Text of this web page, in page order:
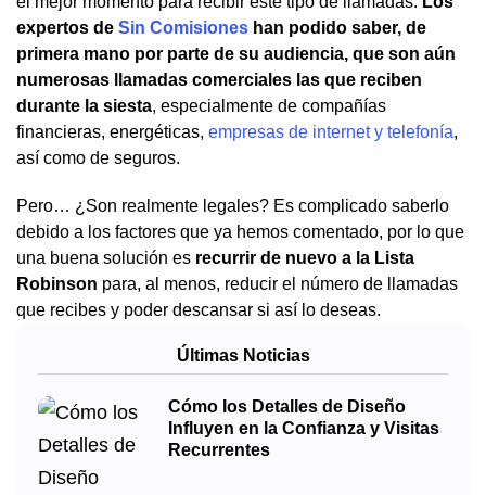
expertos de Sin Comisiones han podido saber, de
primera mano por parte de su audiencia, que son aún
numerosas llamadas comerciales las que reciben
durante la siesta, especialmente de compañías
financieras, energéticas, empresas de internet y telefonía,
así como de seguros.
Pero… ¿Son realmente legales? Es complicado saberlo
debido a los factores que ya hemos comentado, por lo que
una buena solución es recurrir de nuevo a la Lista
Robinson para, al menos, reducir el número de llamadas
que recibes y poder descansar si así lo deseas.
Últimas Noticias
Cómo los Detalles de Diseño
Influyen en la Confianza y Visitas
Recurrentes